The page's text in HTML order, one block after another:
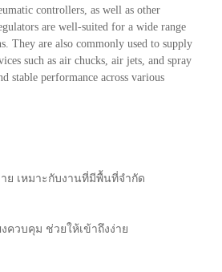
controllers, as well as other
are well-suited for a wide range
They are also commonly used to supply
such as air chucks, air jets, and spray
stable performance across various
ย เหมาะกับงานที่มีพื้นที่จำกัด
ควบคุม ช่วยให้เข้าถึงง่าย